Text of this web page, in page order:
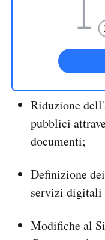
Riduzione
pubblici
documenti;
Definizione
servizi digitali
Modifiche al